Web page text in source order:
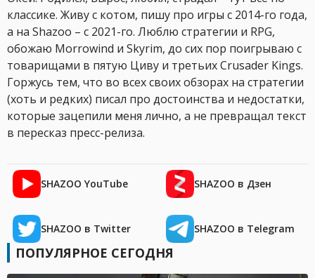
классике. Живу с котом, пишу про игры с 2014-го года,
а на Shazoo – с 2021-го. Люблю стратегии и RPG,
обожаю Morrowind и Skyrim, до сих пор поигрываю с
товарищами в пятую Циву и третьих Crusader Kings.
Горжусь тем, что во всех своих обзорах на стратегии
(хоть и редких) писал про достоинства и недостатки,
которые зацепили меня лично, а не превращал текст
в пересказ пресс-релиза.
SHAZOO YouTube SHAZOO в Дзен
SHAZOO в Twitter SHAZOO в Telegram
ПОПУЛЯРНОЕ СЕГОДНЯ